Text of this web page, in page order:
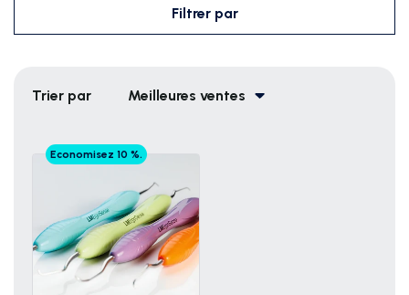
Filtrer par
Trier par Meilleures ventes
Economisez 10 %.